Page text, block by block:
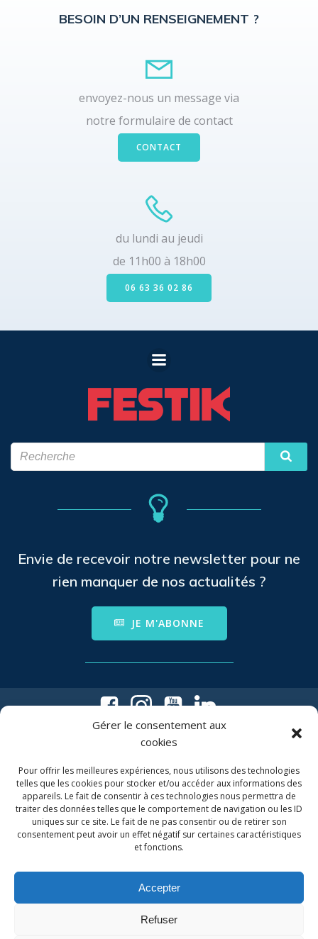
Gérer le consentement aux
cookies
Pour offrir les meilleures expériences, nous utilisons des technologies
telles que les cookies pour stocker et/ou accéder aux informations des
appareils. Le fait de consentir à ces technologies nous permettra de
traiter des données telles que le comportement de navigation ou les ID
uniques sur ce site. Le fait de ne pas consentir ou de retirer son
consentement peut avoir un effet négatif sur certaines caractéristiques
et fonctions.
Accepter
Refuser
BESOIN D’UN RENSEIGNEMENT ?
envoyez-nous un message via
notre formulaire de contact
CONTACT
du lundi au jeudi
de 11h00 à 18h00
06 63 36 02 86
Envie de recevoir notre newsletter pour ne
rien manquer de nos actualités ?
JE M'ABONNE
06 63 36 02 86
(du lundi au jeudi de 11h à 18h)
Association Internotes
2, rue de la Charité
31000 Toulouse